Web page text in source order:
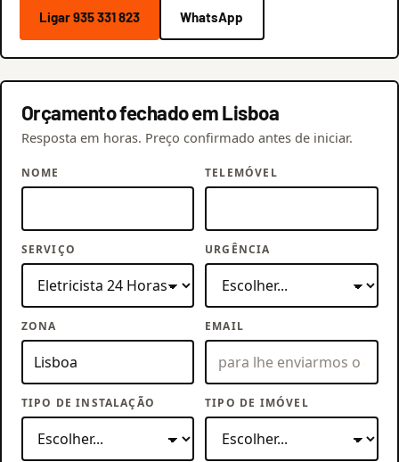
Ligar 935 331 823 WhatsApp
Orçamento fechado em Lisboa
Resposta em horas. Preço confirmado antes de iniciar.
NOME TELEMÓVEL
SERVIÇO URGÊNCIA
ZONA EMAIL
TIPO DE INSTALAÇÃO TIPO DE IMÓVEL